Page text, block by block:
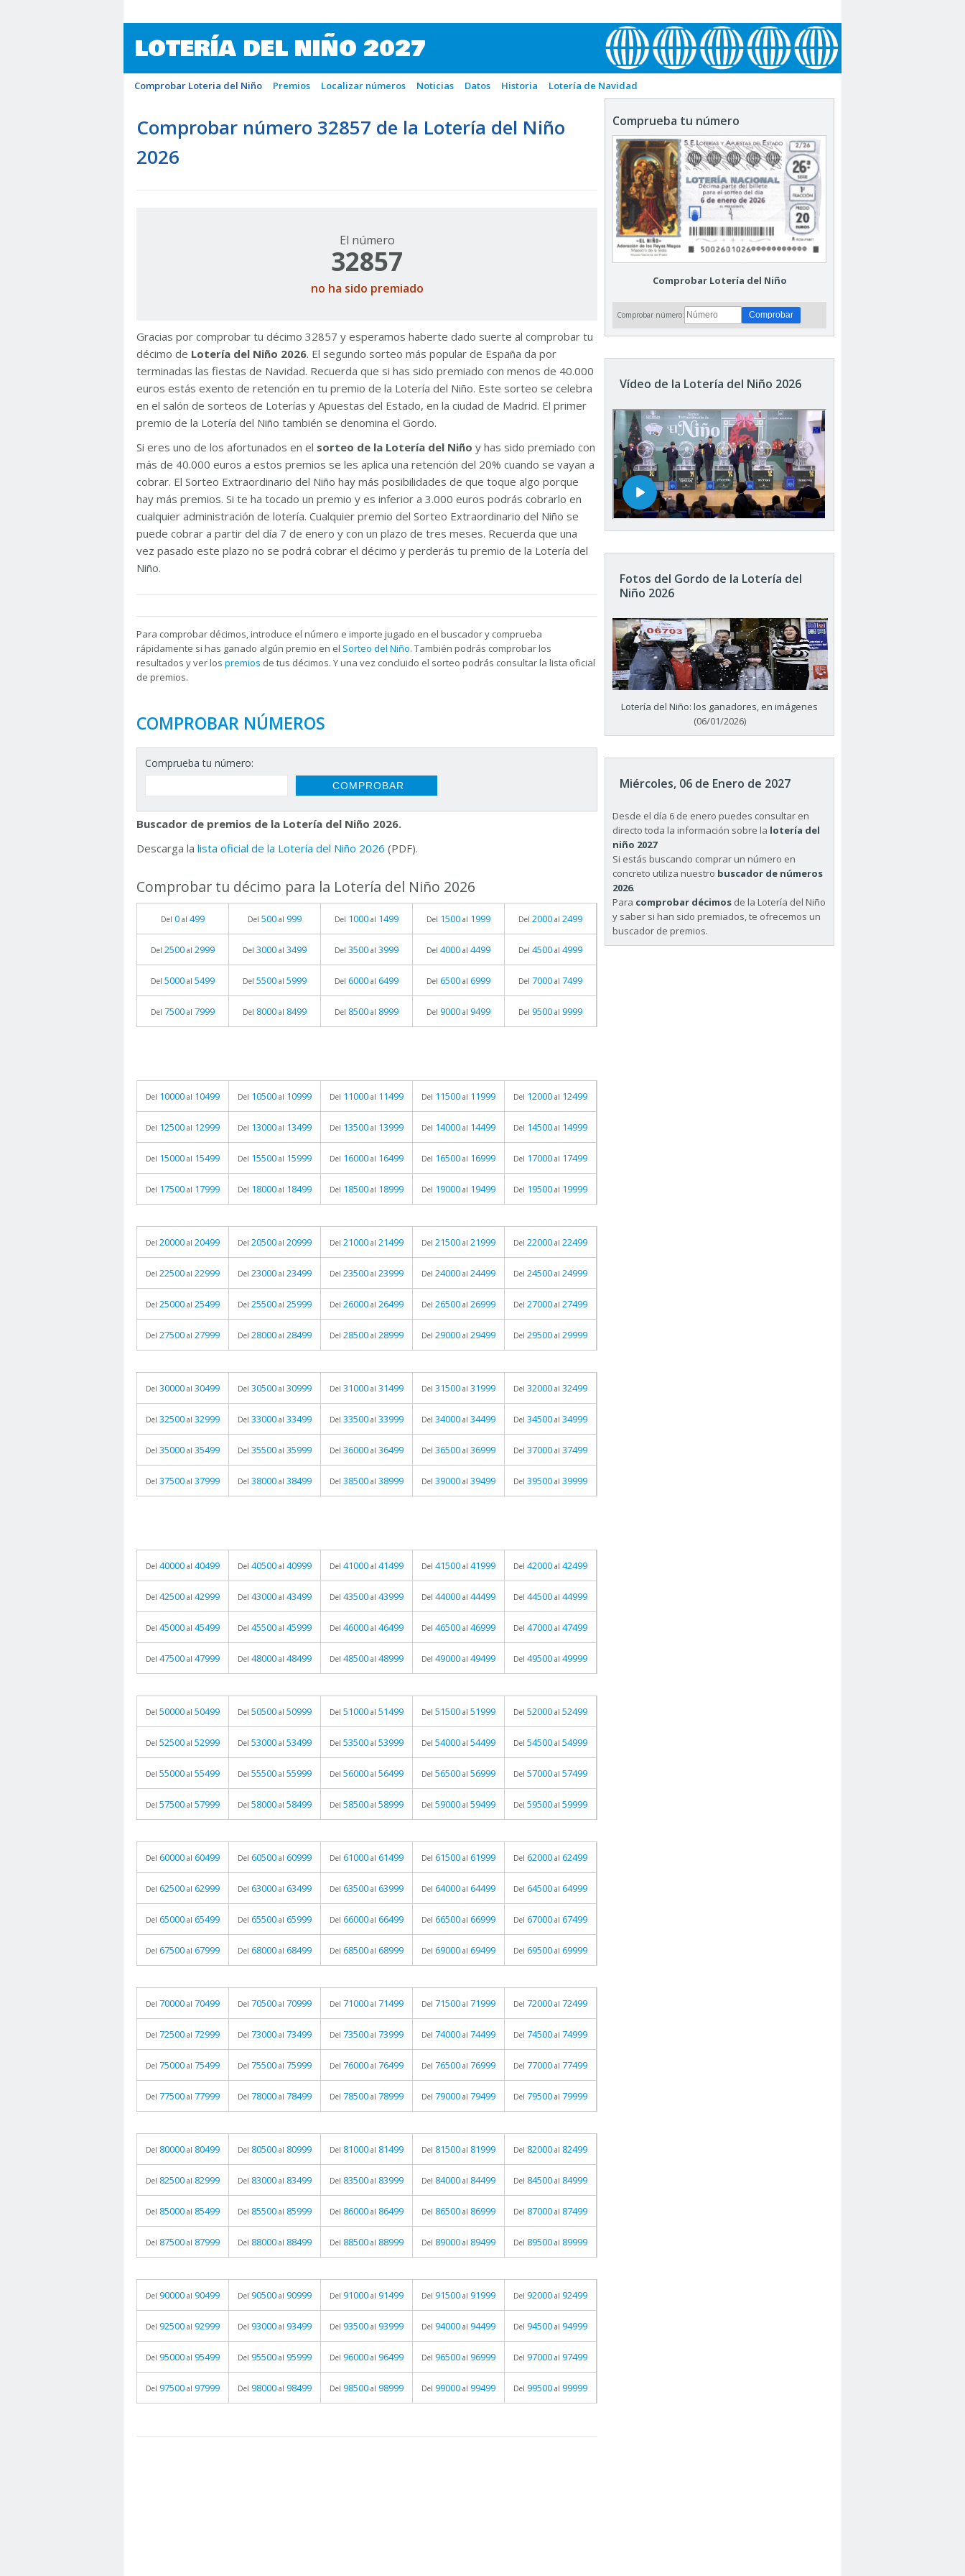
LOTERÍA DEL NIÑO 2027
Comprobar Loteria del Niño Premios Localizar números Noticias Datos Historia Lotería de Navidad
Comprobar número 32857 de la Lotería del Niño
2026
El número
32857
no ha sido premiado
Gracias por comprobar tu décimo 32857 y esperamos haberte dado suerte al comprobar tu
décimo de Lotería del Niño 2026. El segundo sorteo más popular de España da por
terminadas las fiestas de Navidad. Recuerda que si has sido premiado con menos de 40.000
euros estás exento de retención en tu premio de la Lotería del Niño. Este sorteo se celebra
en el salón de sorteos de Loterías y Apuestas del Estado, en la ciudad de Madrid. El primer
premio de la Lotería del Niño también se denomina el Gordo.
Si eres uno de los afortunados en el sorteo de la Lotería del Niño y has sido premiado con
más de 40.000 euros a estos premios se les aplica una retención del 20% cuando se vayan a
cobrar. El Sorteo Extraordinario del Niño hay más posibilidades de que toque algo porque
hay más premios. Si te ha tocado un premio y es inferior a 3.000 euros podrás cobrarlo en
cualquier administración de lotería. Cualquier premio del Sorteo Extraordinario del Niño se
puede cobrar a partir del día 7 de enero y con un plazo de tres meses. Recuerda que una
vez pasado este plazo no se podrá cobrar el décimo y perderás tu premio de la Lotería del
Niño.
Para comprobar décimos, introduce el número e importe jugado en el buscador y comprueba
rápidamente si has ganado algún premio en el Sorteo del Niño. También podrás comprobar los
resultados y ver los premios de tus décimos. Y una vez concluido el sorteo podrás consultar la lista oficial
de premios.
COMPROBAR NÚMEROS
Comprueba tu número:
Buscador de premios de la Lotería del Niño 2026.
Descarga la lista oficial de la Lotería del Niño 2026 (PDF).
Comprobar tu décimo para la Lotería del Niño 2026
Del 0 al 499 Del 500 al 999 Del 1000 al 1499 Del 1500 al 1999 Del 2000 al 2499
Del 2500 al 2999 Del 3000 al 3499 Del 3500 al 3999 Del 4000 al 4499 Del 4500 al 4999
Del 5000 al 5499 Del 5500 al 5999 Del 6000 al 6499 Del 6500 al 6999 Del 7000 al 7499
Del 7500 al 7999 Del 8000 al 8499 Del 8500 al 8999 Del 9000 al 9499 Del 9500 al 9999
Del 10000 al 10499 Del 10500 al 10999 Del 11000 al 11499 Del 11500 al 11999 Del 12000 al 12499
Del 12500 al 12999 Del 13000 al 13499 Del 13500 al 13999 Del 14000 al 14499 Del 14500 al 14999
Del 15000 al 15499 Del 15500 al 15999 Del 16000 al 16499 Del 16500 al 16999 Del 17000 al 17499
Del 17500 al 17999 Del 18000 al 18499 Del 18500 al 18999 Del 19000 al 19499 Del 19500 al 19999
Del 20000 al 20499 Del 20500 al 20999 Del 21000 al 21499 Del 21500 al 21999 Del 22000 al 22499
Del 22500 al 22999 Del 23000 al 23499 Del 23500 al 23999 Del 24000 al 24499 Del 24500 al 24999
Del 25000 al 25499 Del 25500 al 25999 Del 26000 al 26499 Del 26500 al 26999 Del 27000 al 27499
Del 27500 al 27999 Del 28000 al 28499 Del 28500 al 28999 Del 29000 al 29499 Del 29500 al 29999
Del 30000 al 30499 Del 30500 al 30999 Del 31000 al 31499 Del 31500 al 31999 Del 32000 al 32499
Del 32500 al 32999 Del 33000 al 33499 Del 33500 al 33999 Del 34000 al 34499 Del 34500 al 34999
Del 35000 al 35499 Del 35500 al 35999 Del 36000 al 36499 Del 36500 al 36999 Del 37000 al 37499
Del 37500 al 37999 Del 38000 al 38499 Del 38500 al 38999 Del 39000 al 39499 Del 39500 al 39999
Del 40000 al 40499 Del 40500 al 40999 Del 41000 al 41499 Del 41500 al 41999 Del 42000 al 42499
Del 42500 al 42999 Del 43000 al 43499 Del 43500 al 43999 Del 44000 al 44499 Del 44500 al 44999
Del 45000 al 45499 Del 45500 al 45999 Del 46000 al 46499 Del 46500 al 46999 Del 47000 al 47499
Del 47500 al 47999 Del 48000 al 48499 Del 48500 al 48999 Del 49000 al 49499 Del 49500 al 49999
Del 50000 al 50499 Del 50500 al 50999 Del 51000 al 51499 Del 51500 al 51999 Del 52000 al 52499
Del 52500 al 52999 Del 53000 al 53499 Del 53500 al 53999 Del 54000 al 54499 Del 54500 al 54999
Del 55000 al 55499 Del 55500 al 55999 Del 56000 al 56499 Del 56500 al 56999 Del 57000 al 57499
Del 57500 al 57999 Del 58000 al 58499 Del 58500 al 58999 Del 59000 al 59499 Del 59500 al 59999
Del 60000 al 60499 Del 60500 al 60999 Del 61000 al 61499 Del 61500 al 61999 Del 62000 al 62499
Del 62500 al 62999 Del 63000 al 63499 Del 63500 al 63999 Del 64000 al 64499 Del 64500 al 64999
Del 65000 al 65499 Del 65500 al 65999 Del 66000 al 66499 Del 66500 al 66999 Del 67000 al 67499
Del 67500 al 67999 Del 68000 al 68499 Del 68500 al 68999 Del 69000 al 69499 Del 69500 al 69999
Del 70000 al 70499 Del 70500 al 70999 Del 71000 al 71499 Del 71500 al 71999 Del 72000 al 72499
Del 72500 al 72999 Del 73000 al 73499 Del 73500 al 73999 Del 74000 al 74499 Del 74500 al 74999
Del 75000 al 75499 Del 75500 al 75999 Del 76000 al 76499 Del 76500 al 76999 Del 77000 al 77499
Del 77500 al 77999 Del 78000 al 78499 Del 78500 al 78999 Del 79000 al 79499 Del 79500 al 79999
Del 80000 al 80499 Del 80500 al 80999 Del 81000 al 81499 Del 81500 al 81999 Del 82000 al 82499
Del 82500 al 82999 Del 83000 al 83499 Del 83500 al 83999 Del 84000 al 84499 Del 84500 al 84999
Del 85000 al 85499 Del 85500 al 85999 Del 86000 al 86499 Del 86500 al 86999 Del 87000 al 87499
Del 87500 al 87999 Del 88000 al 88499 Del 88500 al 88999 Del 89000 al 89499 Del 89500 al 89999
Del 90000 al 90499 Del 90500 al 90999 Del 91000 al 91499 Del 91500 al 91999 Del 92000 al 92499
Del 92500 al 92999 Del 93000 al 93499 Del 93500 al 93999 Del 94000 al 94499 Del 94500 al 94999
Del 95000 al 95499 Del 95500 al 95999 Del 96000 al 96499 Del 96500 al 96999 Del 97000 al 97499
Del 97500 al 97999 Del 98000 al 98499 Del 98500 al 98999 Del 99000 al 99499 Del 99500 al 99999
Comprueba tu número
Comprobar Lotería del Niño
Comprobar número:
Vídeo de la Lotería del Niño 2026
Fotos del Gordo de la Lotería del
Niño 2026
Lotería del Niño: los ganadores, en imágenes
(06/01/2026)
Miércoles, 06 de Enero de 2027
Desde el día 6 de enero puedes consultar en
directo toda la información sobre la lotería del
niño 2027
Si estás buscando comprar un número en
concreto utiliza nuestro buscador de números
2026.
Para comprobar décimos de la Lotería del Niño
y saber si han sido premiados, te ofrecemos un
buscador de premios.